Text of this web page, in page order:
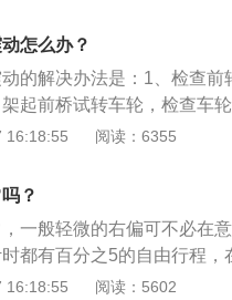
冲击，导致轮毂已经变形
，进而出现方向盘抖动情况
车子上。由于事故时撞击
怎么办？
的解决办法是：1、检查
起前桥试转车轮，检查车
、更换刹车盘、刹车片；3
上的力转变为转矩后传递
操作灵活，很好地隔绝了
16:18:55 阅读：6355
？
一般轻微的右偏可不必在
都有百分之5的自由行程，
查两侧的胎压是否平衡，
16:18:55 阅读：5602